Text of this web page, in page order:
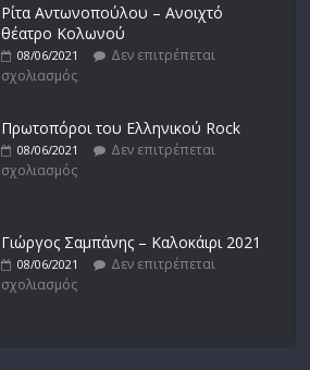
Ρίτα Αντωνοπούλου – Ανοιχτό
θέατρο Κολωνού
08/06/2021
Δεν επιτρέπεται
σχολιασμός
Πρωτοπόροι του Ελληνικού Rock
08/06/2021
Δεν επιτρέπεται
σχολιασμός
Γιώργος Σαμπάνης – Καλοκάιρι 2021
08/06/2021
Δεν επιτρέπεται
σχολιασμός